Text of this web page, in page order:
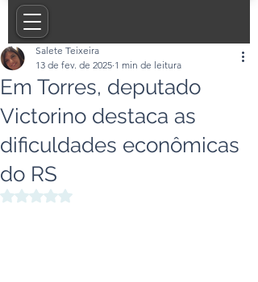
Em Torres, deputado
Victorino destaca as
dificuldades econômicas
do RS
Salete Teixeira
13 de fev. de 2025 1 min de leitura
Avaliado com NaN de 5 estrelas.